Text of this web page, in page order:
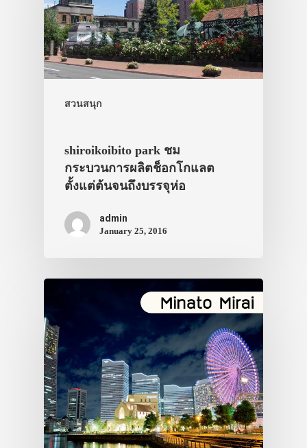
สวนสนุก
shiroikoibito park ชม
กระบวนการผลิตช็อกโกแลต
ตั้งแต่ต้นจนถึงบรรจุห่อ
admin
January 25, 2016
ประเทศญี่ปุ่น
เที่ยวญี่ปุ่นด้ว
เอง
รถบัส
เดินทาง